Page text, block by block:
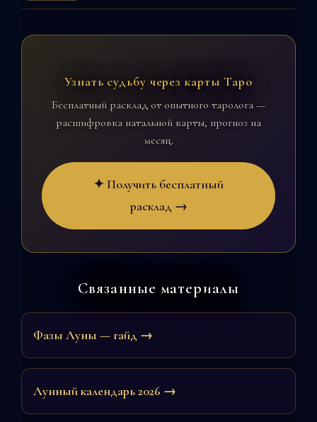
Узнать судьбу через карты Таро
Бесплатный расклад от опытного таролога —
расшифровка натальной карты, прогноз на
месяц.
✦ Получить бесплатный
расклад →
Связанные материалы
Фазы Луны — гайд →
Лунный календарь 2026 →